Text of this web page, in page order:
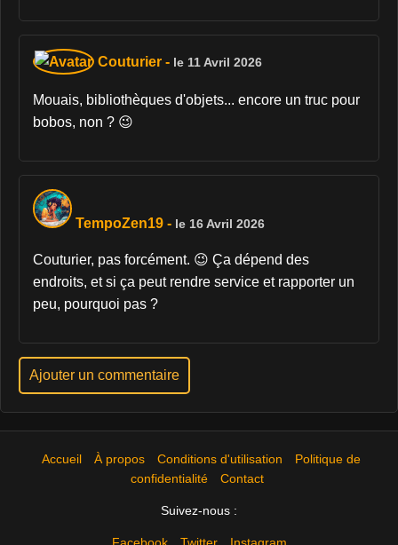
Couturier - le 11 Avril 2026
Mouais, bibliothèques d'objets... encore un truc pour
bobos, non ? 😉
TempoZen19 - le 16 Avril 2026
Couturier, pas forcément. 😉 Ça dépend des
endroits, et si ça peut rendre service et rapporter un
peu, pourquoi pas ?
Ajouter un commentaire
Accueil À propos Conditions d'utilisation
Politique de
confidentialité
Contact
Suivez-nous :